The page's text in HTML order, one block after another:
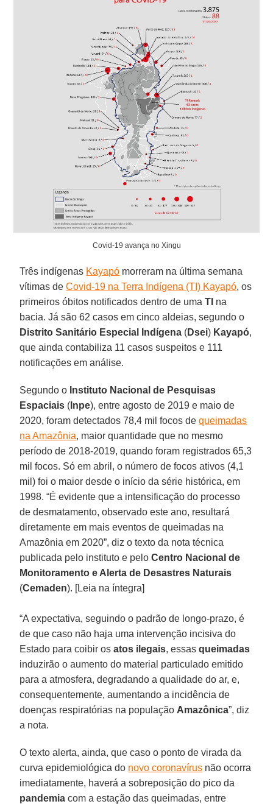
Covid-19 avança no Xingu
Três indígenas Kayapó morreram na última semana
vítimas deCovid-19 na Terra Indígena (TI) Kayapó, os
primeiros óbitos notificados dentro de umaTI na
bacia. Já são 62 casos em cinco aldeias, segundo o
Distrito Sanitário Especial Indígena (Dsei) Kayapó,
que ainda contabiliza 11 casos suspeitos e 111
notificações em análise.
Segundo o Instituto Nacional de Pesquisas
Espaciais ( Inpe), entre agosto de 2019 e maio de
2020, foram detectados 78,4 mil focos dequeimadas
na Amazônia, maior quantidade que no mesmo
período de 2018-2019, quando foram registrados 65,3
mil focos. Só em abril, o número de focos ativos (4,1
mil) foi o maior desde o início da série histórica, em
1998. “É evidente que a intensificação do processo
de desmatamento, observado este ano, resultará
diretamente em mais eventos de queimadas na
Amazônia em 2020”, diz o texto da nota técnica
publicada pelo instituto e peloCentro Nacional de
Monitoramento e Alerta de Desastres Naturais
(Cemaden). [Leia na íntegra]
“A expectativa, seguindo o padrão de longo-prazo, é
de que caso não haja uma intervenção incisiva do
Estado para coibir osatos ilegais, essasqueimadas
induzirão o aumento do material particulado emitido
para a atmosfera, degradando a qualidade do ar, e,
consequentemente, aumentando a incidência de
doenças respiratórias na população Amazônica”, diz
a nota.
O texto alerta, ainda, que caso o ponto de virada da
curva epidemiológica do novo coronavírus não ocorra
imediatamente, haverá a sobreposição do pico da
pandemia com a estação das queimadas, entre